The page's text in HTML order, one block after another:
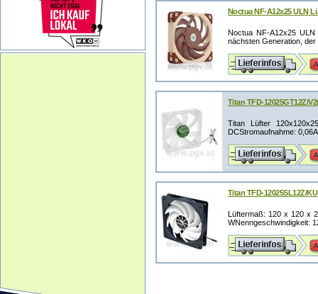
Noctua NF-A12x25 ULN
Noctua NF-A12x25
nächsten Generation,
Titan TFD-12025GT12Z/
Titan Lüfter
DCStromaufnahme:
Titan TFD-12025SL12Z/
Lüftermaß: 120 x 120 x
WNenngeschwindigkeit: